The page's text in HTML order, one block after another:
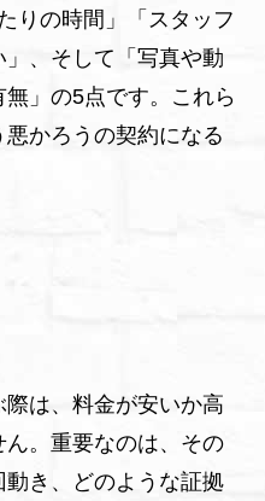
りの時間」「スタッフ
、そして「写真や動
」の5点です。これら
かろうの契約になる
は、料金が安いか高
。重要なのは、その
き、どのような証拠